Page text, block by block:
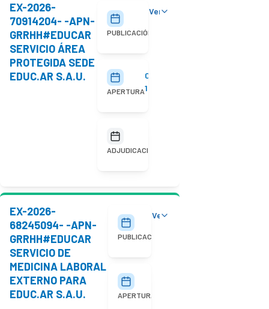
EX-2026-
70914204- -APN-
GRRHH#EDUCAR
SERVICIO ÁREA
PROTEGIDA SEDE
EDUC.AR S.A.U.
PUBLICACIÓN
29/07/2026
APERTURA
05/08/2026
10:00
ADJUDICACIÓN
Ver detalles
EX-2026-
68245094- -APN-
GRRHH#EDUCAR
SERVICIO DE
MEDICINA LABORAL
EXTERNO PARA
EDUC.AR S.A.U.
PUBLICACIÓN
20/07/2026
APERTURA
Ver detalles